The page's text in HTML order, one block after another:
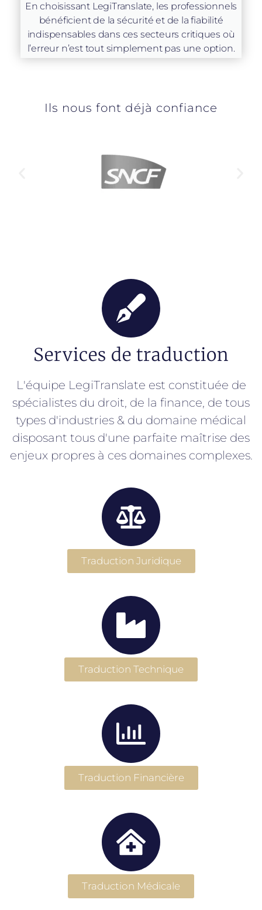
En choisissant LegiTranslate, les professionnels
bénéficient de la sécurité et de la fiabilité
indispensables dans ces secteurs critiques où
l’erreur n’est tout simplement pas une option.
Ils nous font déjà confiance
Services de traduction
L'équipe LegiTranslate est constituée de
spécialistes du droit, de la finance, de tous
types d'industries & du domaine médical
disposant tous d'une parfaite maîtrise des
enjeux propres à ces domaines complexes.
Traduction Juridique
Traduction Technique
Traduction Financière
Traduction Médicale